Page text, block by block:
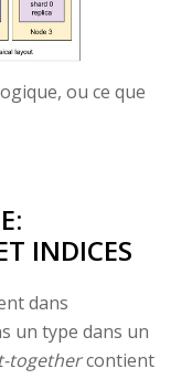
ou ce que
INDICES
dans
un type dans un
togethercontient